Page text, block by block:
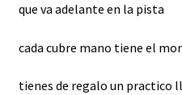
que va adelante en la pista
cada cubre mano tiene el
tienes de regalo un practico